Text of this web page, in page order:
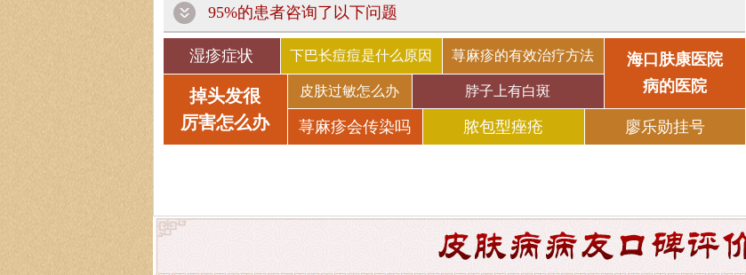
95%的患者咨询了以下问题
湿疹症状
掉头发很
厉害怎么办
下巴长痘痘是什么原因
皮肤过敏怎么办
荨麻疹会传染吗
荨麻疹的有效治疗方法
脖子上有白斑
脓包型痤疮
海口肤康医院
病的医院
廖乐勋挂号